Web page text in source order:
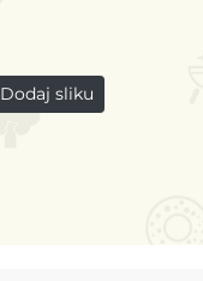
Dodaj sliku